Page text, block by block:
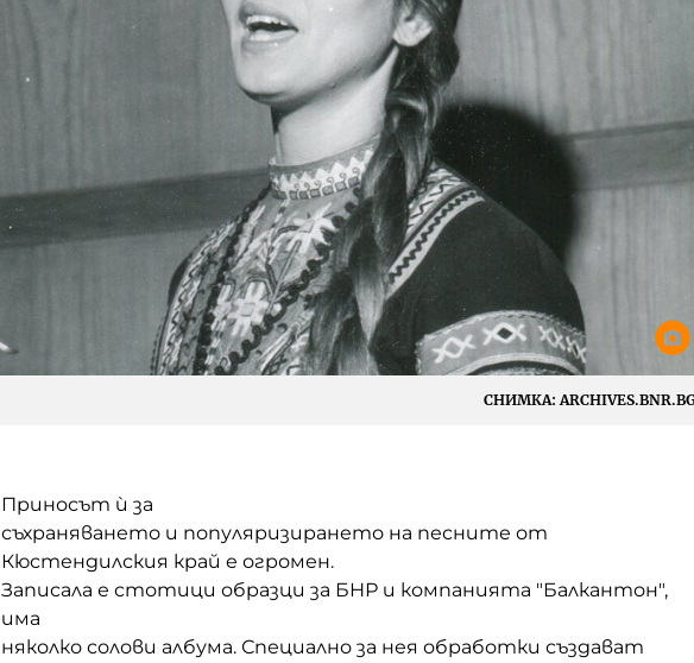
СНИМКА:
Приносът ѝ за
съхраняването и популяризирането на песните от
Кюстендилския край е огромен.
Записала е стотици образци за БНР и компанията "Балкантон",
има
няколко солови албума. Специално за нея обработки създават